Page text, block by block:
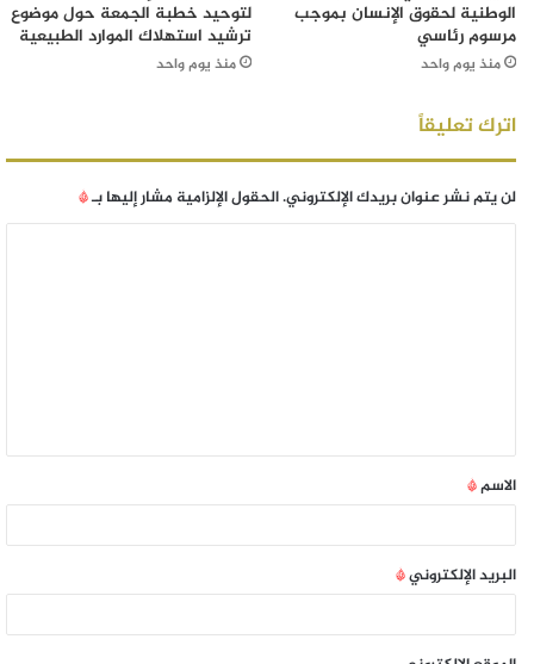
الوطنية لحقوق الإنسان بموجب
مرسوم رئاسي
منذ يوم واحد
لتوحيد خطبة الجمعة حول موضوع
ترشيد استهلاك الموارد الطبيعية
منذ يوم واحد
اترك تعليقاً
لن يتم نشر عنوان بريدك الإلكتروني.الحقول الإلزامية مشار إليها بـ*
الاسم*
البريد الإلكتروني*